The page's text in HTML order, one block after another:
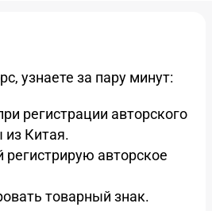
узнаете за пару минут:
регистрации авторского
из Китая.
авторское
товарный знак.